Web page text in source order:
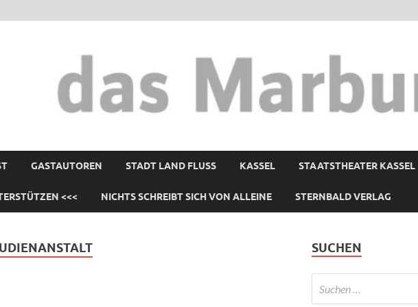
GASTAUTOREN STADT LAND FLUSS KASSEL STAATSTHEATER KASSEL
<<< NICHTS SCHREIBT SICH VON ALLEINE STERNBALD VERLAG
SUCHEN